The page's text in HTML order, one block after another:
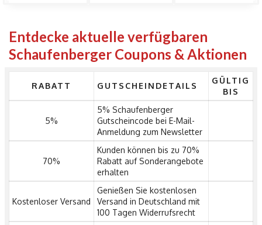
Entdecke aktuelle verfügbaren
Schaufenberger Coupons & Aktionen
RABATT GUTSCHEINDETAILS
GÜLTIG
BIS
5%
5% Schaufenberger
Gutscheincode bei E-Mail-
Anmeldung zum Newsletter
70%
Kunden können bis zu 70%
Rabatt auf Sonderangebote
erhalten
Kostenloser Versand
Genießen Sie kostenlosen
Versand in Deutschland mit
100 Tagen Widerrufsrecht